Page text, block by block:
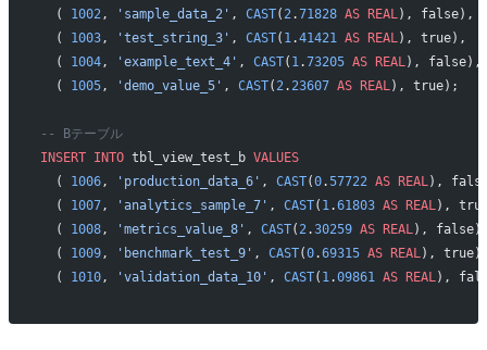
  (
1002 , 'sample_data_2' , CAST( 2 .71828 AS REAL ), false),
  (
1003, 'test_string_3' , CAST( 1 .41421 AS REAL ), true),
  (
1004, 'example_text_4' , CAST( 1 .73205 AS REAL ), false),
  (
1005, 'demo_value_5' , CAST( 2 . 23607 AS REAL ), true);
-- Bテーブル
INSERT INTO tbl_view_test_b VALUES
  (
1006, 'production_data_6' , CAST(0.57722 AS REAL ),
  (
1007, 'analytics_sample_7' , CAST( 1 .61803 AS REAL ),
  (
1008, 'metrics_value_8' , CAST( 2 .30259 AS REAL ),
  (
1009, 'benchmark_test_9' , CAST(0.69315 AS REAL ),
  (
1010, 'validation_data_10' , CAST( 1 .09861 AS REAL ),